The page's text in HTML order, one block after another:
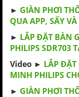
► GIÀN PHƠI
QUA APP, SẤY
► LẮP ĐẶT BÀN
PHILIPS SDR703
Video ► LẮP
MINH PHILIPS
► GIÀN PHƠI